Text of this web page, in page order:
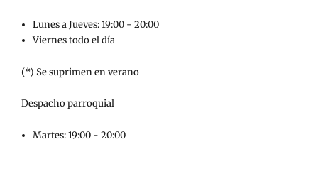
Lunes a Jueves: 19:00 - 20:00
Viernes todo el día
(*) Se suprimen en verano
Despacho parroquial
Martes: 19:00 - 20:00